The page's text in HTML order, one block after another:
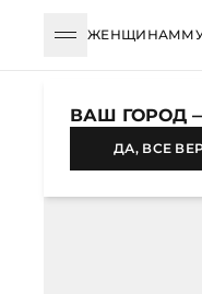
ЖЕНЩИНАМ
НОВИНКА
ВАШ ГОРОД
ДА, ВСЕ